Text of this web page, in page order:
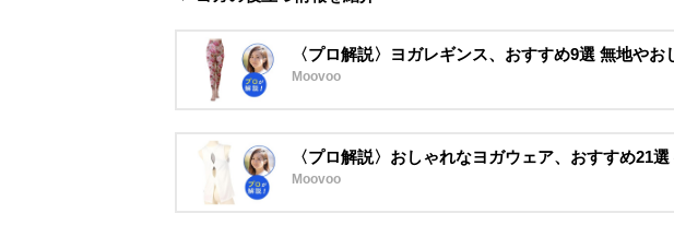
〈プロ解説〉ヨガレギンス、おすすめ9選 無地やお
Moovoo
〈プロ解説〉おしゃれなヨガウェア、おすすめ21
Moovoo